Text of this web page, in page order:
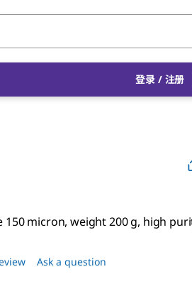
登录 / 注册
150 micron, weight 200 g, high
Ask a question